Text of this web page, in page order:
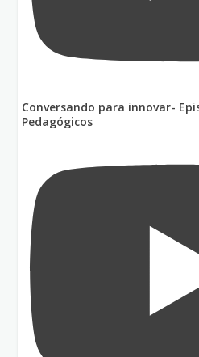
Conversando para innovar-
Pedagógicos